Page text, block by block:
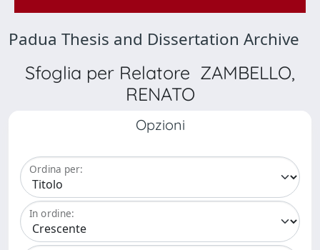
Padua Thesis and Dissertation Archive
Sfoglia per Relatore ZAMBELLO,
RENATO
Opzioni
Ordina per:
In ordine: